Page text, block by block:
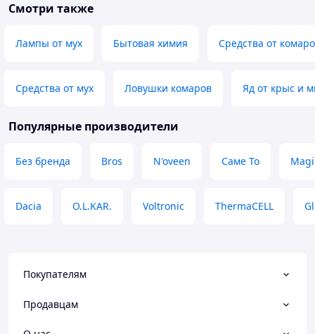
Смотри также
Лампы от мух Бытовая химия Средства от
Средства от мух Ловушки комаров Яд от крыс и
Популярные производители
Без бренда Bros N'oveen Саме То
Dacia O.L.KAR. Voltronic ThermaCELL
Покупателям
Продавцам